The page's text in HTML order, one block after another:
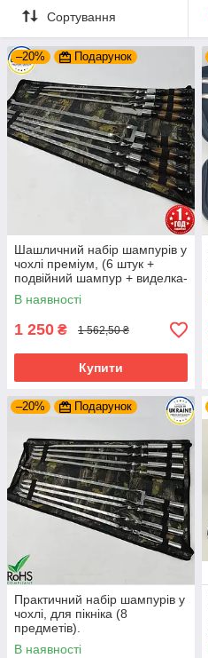
Сортування
–20% Подарунок
Шашличний набір шампурів у
чохлі преміум, (6 штук +
подвійний шампур + виделка-
ніж). Для пікніка
В наявності
1 250 ₴ 1 562,50 ₴
Купити
–20% Подарунок
Практичний набір шампурів у
чохлі, для пікніка (8
предметів).
В наявності